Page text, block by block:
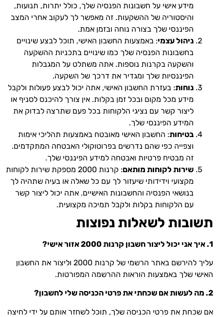
מידע אישי על חשבונות הפנסיה שלך, כולל יתרות, תנועות,
והיסטוריה של ההשקעות. זה מאפשר לך לעקוב אחרי המצב
הפיננסי שלך בצורה נוחה ובזמן אמת.
ניהול עצמי: באמצעות החשבון האישי, תוכל לבצע שינויים
בחשבונות הפנסיה שלך כמו שינויים בתכניות ההשקעה
והשקעה בקרנות נוספות. אתה משתלט על המגבלות
הפיננסיות שלך ומגדיר את דרכך של השקעה.
נוחות: בעזרת החשבון האישי, אתה יכול לבצע פעולות ולקבל
מידע מכל מקום ובכל זמן בקלות. אין צורך להיכנס לסניף או
ליצור קשר עם נציגי הלקוחות בכל פעם שתרצה לבדוק את
המידע הפיננסי שלך.
בטיחות: החשבון האישי מאובטח באמצעות תהליכי אימות
וצפייה כפי שהם נדרשים בפרוטוקולי האבטחה המתקדמים.
זה מבטיח פרטיות ואבטחה למידע הפיננסי שלך.
שירות לקוחות מותאם
: קרנות 2000 מספקת שירות לקוחות
מקצועי וידידותי שיעזור לך עם כל שאלה או בעיה שתהיה לך
בנושאי הפנסיה והחשבונות האישיים. אתה יכול ליצור קשר
עם הלקוחות בקלות ולקבל תמיכה מקצועית.
תשובות לשאלות נפוצות
1. איך אני יכול ליצור חשבון קרנות 2000 אזור אישי?
עליך להירשם באתר הרשמי של קרנות 2000 וליצור את החשבון
האישי שלך באמצעות הוראות ההרשמה המפורטות.
2. מה לעשות אם שכחתי את פרטי הכניסה שלי לחשבון?
אם שכחת את פרטי הכניסה שלך, תוכל לשחזר אותם על ידי לחיצה